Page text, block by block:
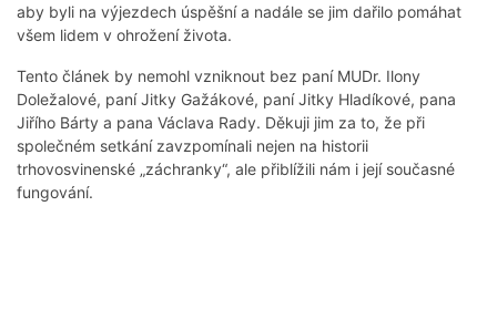
aby byli na výjezdech úspěšní a nadále se jim dařilo pomáhat
všem lidem v ohrožení života.
Tento článek by nemohl vzniknout bez paní MUDr. Ilony
Doležalové, paní Jitky Gažákové, paní Jitky Hladíkové, pana
Jiřího Bárty a pana Václava Rady. Děkuji jim za to, že při
společném setkání zavzpomínali nejen na historii
trhovosvinenské „záchranky“, ale přiblížili nám i její současné
fungování.